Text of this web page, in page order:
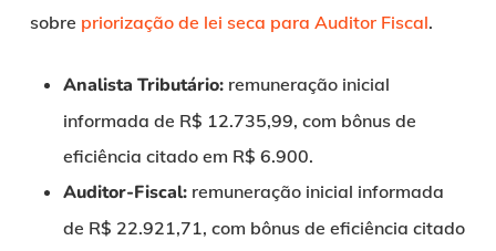
sobre priorização de lei seca para Auditor Fiscal.
Analista Tributário:remuneração inicial
informada de R$ 12.735,99, com bônus de
eficiência citado em R$ 6.900.
Auditor-Fiscal:remuneração inicial informada
de R$ 22.921,71, com bônus de eficiência citado